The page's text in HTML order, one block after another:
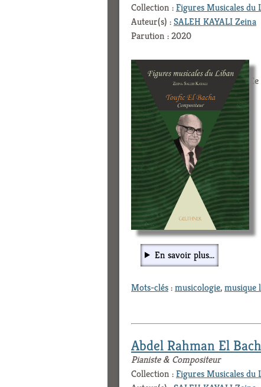
Collection :Figures Musicales du
Auteur(s) :SALEH KAYALI Zeina
Parution : 2020
En savoir plus...
Mots-clés:musicologie,musique
Abdel Rahman El
Pianiste & Compositeur
Collection :Figures Musicales du